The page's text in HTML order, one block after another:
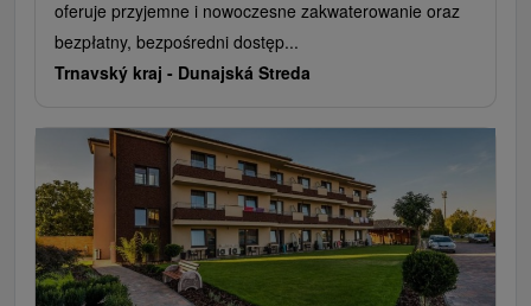
oferuje przyjemne i nowoczesne zakwaterowanie oraz
bezpłatny, bezpośredni dostęp...
Trnavský kraj - Dunajská Streda